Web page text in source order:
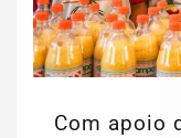
Com apoio